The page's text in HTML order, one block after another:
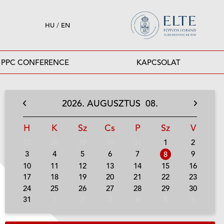
HU / EN
PPC CONFERENCE KAPCSOLAT
2026. AUGUSZTUS 08.
H K Sz Cs P Sz V
1
2
3
4 5 6 7 8
9
10
11 12 13 14 15
16
17
18 19 20 21 22
23
24
25 26 27 28 29
30
31